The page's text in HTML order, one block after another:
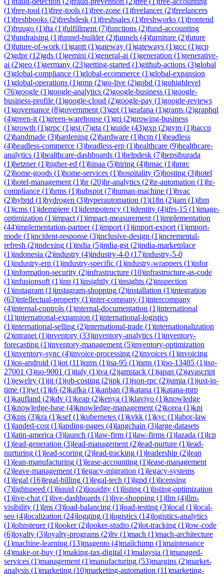
(1)free-tool (1)free-tools (1)free-zone (1)freelancer(2)freelancers
(1)freshbooks (2)freshdesk (1)freshsales (1)freshworks (1)frontend
(3)fruugo (1)fta (1)fulfillment (7)functions (2)fund-accounting
(2)fundraising (1)funnel-builder(2)funnels (4)furniture (2)future
(3)future-of-work (1)gantt (1)gateway (1)gateways (1)gcc (1)gcp
(2)gdpr(12)gds (1)gemini (1)general-ai (1)generation (1)generative-
ai (2)geo (1)germany (23)getting-started (1)github-actions (3)global
(3)global-compliance (1)global-ecommerce (1)global-expansion
(1)global-operations (1)gmp (2)go-live (2)gobd (1)gohighlevel
(76)google (1)google-analytics (2)google-business (1)google-
business-profile (1)google-cloud (2)google-pay (1)google-reviews
(1)governance (8)government (3)gpt (1)grafana (1)grants (2)graphql
(4)green-it (1)green-warehouse (1)gri (2)growing-business
(1)growth (1)grpc (1)gst (7)gta (1)guide (43)gxp (2)gym (1)haccp
(2)handmade (3)hardening (2)hardware (1)hcm (1)headless
(4)headless-commerce (3)headless-erp (1)healthcare (9)healthcare-
analytics (1)healthcare-dashboards (1)helpdesk (7)hepsiburada
(1)hetzner(1)higher-ed (1)hipaa (5)hiring (4)hmac (1)hmrc
(2)home-goods (1)home-services (1)hospitality (5)hosting (3)hotel
(1)hotel-management (1)hr(20)hr-analytics (2)hr-automation (1)hr-
compliance (1)hrms (1)hubspot (7)human-machine (1)hvac
(2)hybrid (1)hydrogen (3)hyperautomation (1)i18n (2)iam (1)ibm
(1)icms (1)idempiere (1)idempotency (1)identity (4)ifrs-15 (1)image-
optimization (1)impact (1)impact-measurement (1)implementation
(44)implementation-partner(1)import (1)import-export (1)import-
mode (1)incident-response (3)inclusive-design (1)incremental-
refresh (2)indexing (1)india (5)india-gst (2)india-marketplace
(1)indonesia (2)industry (4)industry-4-0 (17)industry-5-0
(1)industry-erp (1)industry-specific (1)industry-wrappers (1)infor
(1)information-security (2)infrastructure (10)infrastructure-as-code
(1)infusionsoft (1)inp (1)insightly (1)insights (2)inspection
(1)instagram (1)instagram-shopping (2)installation (1)integration
(63)intellectual-property (1)inter-company (1)intercompany
(4)internal-controls (1)internal-documentation (1)international
(11)international-expansion (1)international-logistics
(1)international-selling (2)international-trade (1)internationalization
(2)intranet (1)inventory (33)inventory-analytics (1)inventory-
forecasting (1)inventory-management (5)inventory-optimization
(1)inventory-sync (4)invoice-processing (2)invoices (1)invoicing
(1)ios-android (1)iot (11)iqms (1)isa-95 (1)isms (1)iso-13485 (1)iso-
27001 (3)iso-9001 (1)italy (1)iva (2)jamstack (1)japan (2)javascript
(1)jewelry (1)jit (1)job-costing (2)jpk (1)json-rpc (2)jumia (1)just-in-
time (1)jwt (1)k6 (2)kafka (1)kanban (3)katana (1)katana-mrp
(1)kaufland (2)kdv (1)keap (2)kenya (1)klaviyo (1)knowledge
(1)knowledge-base (4)knowledge-management (2)korea (1)kpi
(3)kpis (3)kra (1)ksef(1)kubernetes (1)kvkk (1)kyc (1)labor-law
(1)landed-cost (1)landing-pages (4)langchain (3)large-datasets
(1)latin-america (3)launch (1)law-firm (1)law-firms (1)lazada (1)lcp
(1)lead-generation (3)lead-management (2)lead-nurture (1)lead-
nurturing (1)lead-scoring (2)lead-tracking (1)leadership (2)lean
(1)lean-manufacturing (1)lease-accounting (1)lease-management
(2)leave-management (1)legacy-migration (1)legacy-systems
(1)legal (16)legal-billing (1)legal-tech (1)lgpd (1)licensing
(7)lightspeed (1)liquid (2)liquidity (1)listing (1)listing-optimization
(1)live-chat (1)live-dashboards (1)live-shopping (1)llm (4)llm-
visibility (1)lms (3)load-balancing (1)load-testing (3)local (1)local-
seo (4)localization (24)logging (1)logistics (14)logistics-analytics
(1)lohnsteuer(1)looker(2)looker-studio (2)lot-tracking (1)low-code
(6)loyalty (3)loyalty-programs (2)ltv (1)mach (1)mach-architecture
(1)machine-learning (13)magento (4)mailchimp (1)maintenance
(4)make-or-buy (1)making-tax-digital (1)malaysia (1)managed-
services (1)management (1)manufacturing (53)margins (2)market-
analysis (1)marketing (10)marketing-automation (11)marketing-